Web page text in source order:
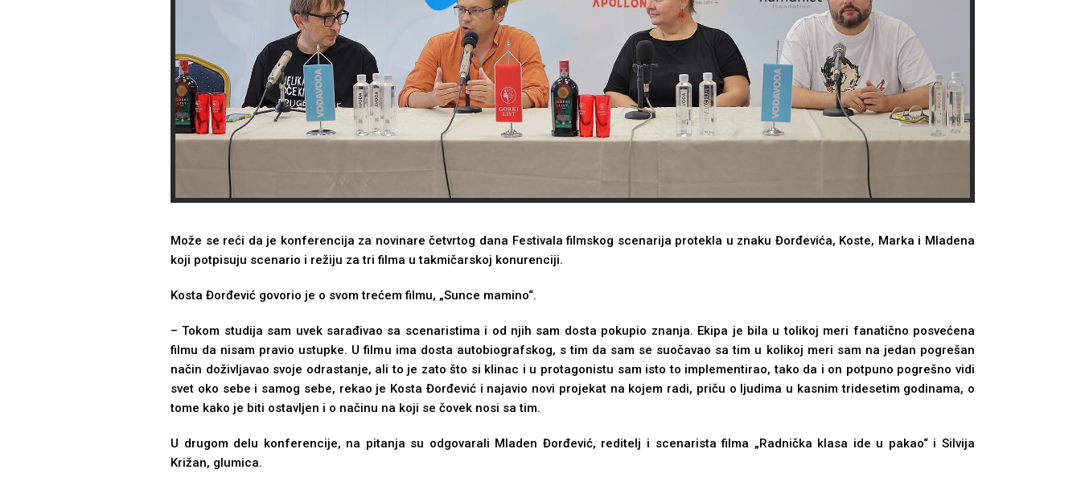
Može se reći da je konferencija za novinare četvrtog dana Festivala filmskog scenarija protekla u znaku Đorđevića, Koste, Marka i Mladena
koji potpisuju scenario i režiju za tri filma u takmičarskoj konurenciji.
Kosta Đorđević govorio je o svom trećem filmu, „Sunce mamino“.
– Tokom studija sam uvek sarađivao sa scenaristima i od njih sam dosta pokupio znanja. Ekipa je bila u tolikoj meri fanatično posvećena
filmu da nisam pravio ustupke. U filmu ima dosta autobiografskog, s tim da sam se suočavao sa tim u kolikoj meri sam na jedan pogrešan
način doživlјavao svoje odrastanje, ali to je zato što si klinac i u protagonistu sam isto to implementirao, tako da i on potpuno pogrešno vidi
svet oko sebe i samog sebe, rekao je Kosta Đorđević i najavio novi projekat na kojem radi, priču o lјudima u kasnim tridesetim godinama, o
tome kako je biti ostavlјen i o načinu na koji se čovek nosi sa tim.
U drugom delu konferencije, na pitanja su odgovarali Mladen Đorđević, reditelј i scenarista filma „Radnička klasa ide u pakao“ i Silvija
Križan, glumica.